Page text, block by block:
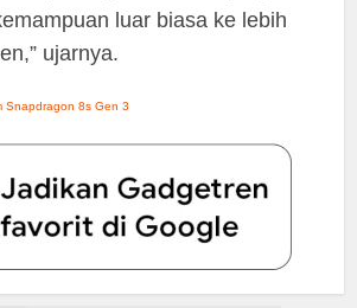
luar biasa ke lebih
ujarnya.
Snapdragon 8s Gen 3